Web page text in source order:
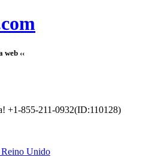
‹‹
+1-855-211-0932(ID:110128)
Unido